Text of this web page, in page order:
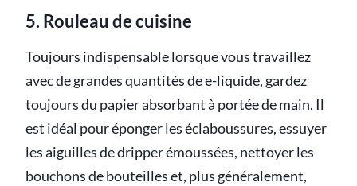
5. Rouleau de cuisine
Toujours indispensable lorsque vous travaillez
avec de grandes quantités de e-liquide, gardez
toujours du papier absorbant à portée de main. Il
est idéal pour éponger les éclaboussures, essuyer
les aiguilles de dripper émoussées, nettoyer les
bouchons de bouteilles et, plus généralement,